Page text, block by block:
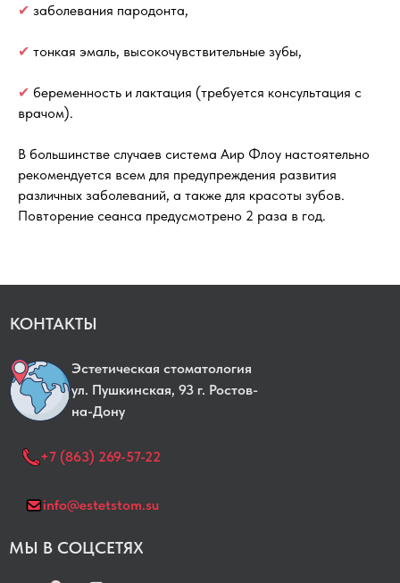
✔ заболевания пародонта,
✔ тонкая эмаль, высокочувствительные зубы,
✔ беременность и лактация (требуется консультация с
врачом).
В большинстве случаев система Аир Флоу настоятельно
рекомендуется всем для предупреждения развития
различных заболеваний, а также для красоты зубов.
Повторение сеанса предусмотрено 2 раза в год.
КОНТАКТЫ
Эстетическая стоматология
yл. Пушкинская, 93 г. Ростов-
на-Дону
+7 (863) 269-57-22
info@estetstom.su
ИМПЛАНТАЦИЯ
МЫ В СОЦСЕТЯХ